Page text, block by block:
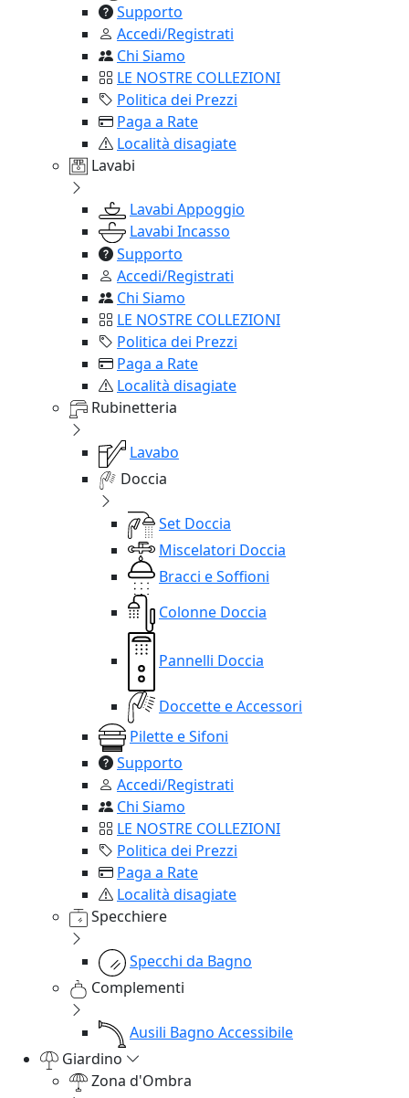
Supporto
Accedi/Registrati
Chi Siamo
LE NOSTRE COLLEZIONI
Politica dei Prezzi
Paga a Rate
Località disagiate
Lavabi
Lavabi Appoggio
Lavabi Incasso
Supporto
Accedi/Registrati
Chi Siamo
LE NOSTRE COLLEZIONI
Politica dei Prezzi
Paga a Rate
Località disagiate
Rubinetteria
Lavabo
Doccia
Set Doccia
Miscelatori Doccia
Bracci e Soffioni
Colonne Doccia
Pannelli Doccia
Doccette e Accessori
Pilette e Sifoni
Supporto
Accedi/Registrati
Chi Siamo
LE NOSTRE COLLEZIONI
Politica dei Prezzi
Paga a Rate
Località disagiate
Specchiere
Specchi da Bagno
Complementi
Ausili Bagno Accessibile
Giardino
Zona d'Ombra